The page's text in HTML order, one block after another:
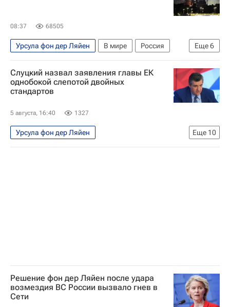
08:37 68505
Еще6
Урсула фон дер Ляйен В мире
Россия
Украина
Киев
Мария Захарова
Владимир Зеленский
Еврокомиссия
Евросоюз
Слуцкий назвал заявления главы ЕК
однобокой слепотой двойных
стандартов
5 августа, 16:40 1327
Еще 10
Урсула фон дер Ляйен
Специальная военная операция на Украине
Решение фон дер Ляйен после удара
возмездия ВС России вызвало гнев в
Сети